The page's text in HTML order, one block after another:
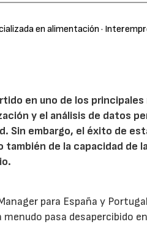
en alimentación ·
en uno de los
y el análisis de datos
Sin embargo, el éxito de
de la capacidad de
para España y
pasa desapercibido